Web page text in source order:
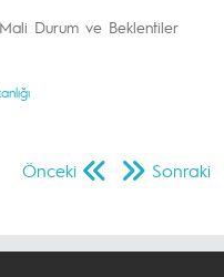
Durum ve Beklentiler
Önceki Sonraki